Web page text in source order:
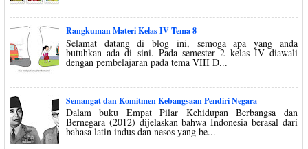
Rangkuman Materi Kelas IV Tema 8
Selamat datang di blog ini, semoga apa yang anda
butuhkan ada di sini. Pada semester 2 kelas IV diawali
dengan pembelajaran pada tema VIII D...
Semangat dan Komitmen Kebangsaan Pendiri Negara
Dalam buku Empat Pilar Kehidupan Berbangsa dan
Bernegara (2012) dijelaskan bahwa Indonesia berasal dari
bahasa latin indus dan nesos yang be...